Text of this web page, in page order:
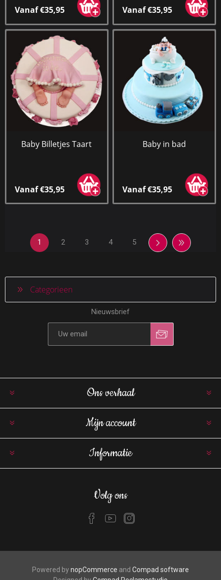
Vanaf €35,95 Vanaf €35,95
Baby Billetjes Taart
Vanaf €35,95
Baby in bad
Vanaf €35,95
1 2 3 4 5
Categorieen
Nieuwsbrief
Ons verhaal
Mijn account
Informatie
Volg ons
Powered bynopCommerce and Compad software